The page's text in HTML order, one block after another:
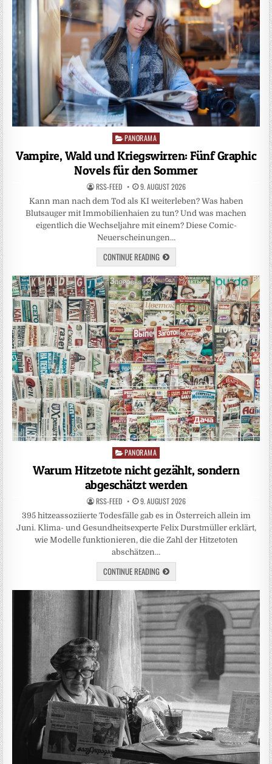
Posted
in
PANORAMA
Vampire, Wald und Kriegswirren: Fünf Graphic
Novels für den Sommer
RSS-FEED 9. AUGUST 2026
Kann man nach dem Tod als KI weiterleben? Was haben
Blutsauger mit Immobilienhaien zu tun? Und was machen
eigentlich die Wechseljahre mit einem? Diese Comic-
Neuerscheinungen…
CONTINUE READING
Posted
PANORAMA
Warum Hitzetote nicht gezählt, sondern
abgeschätzt werden
RSS-FEED 9. AUGUST 2026
395 hitzeassoziierte Todesfälle gab es in Österreich allein im
Juni. Klima- und Gesundheitsexperte Felix Durstmüller erklärt,
wie Modelle funktionieren, die die Zahl der Hitzetoten
abschätzen…
CONTINUE READING